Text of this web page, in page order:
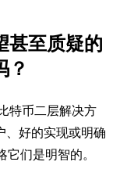
甚至质疑的
？
特币二层解决方
、好的实现或明确
们是明智的。